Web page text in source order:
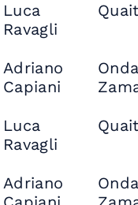
Luca
Ravagli
Adriano
Capiani
Luca
Ravagli
Adriano